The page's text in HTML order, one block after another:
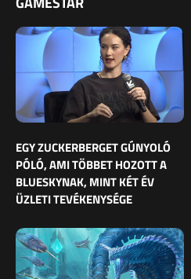
EGY ZUCKERBERGET GÚNYOLÓ
PÓLÓ, AMI TÖBBET HOZOTT A
BLUESKYNAK, MINT KÉT ÉV
ÜZLETI TEVÉKENYSÉGE